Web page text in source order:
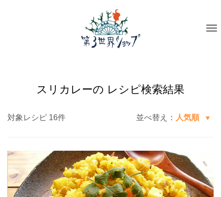
スリカレーの レシピ検索結果
対象レシピ 16件 並べ替え： 人気順